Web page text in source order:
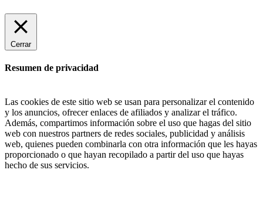
Cerrar
Resumen de privacidad
Las cookies de este sitio web se usan para personalizar el contenido
y los anuncios, ofrecer enlaces de afiliados y analizar el tráfico.
Además, compartimos información sobre el uso que hagas del sitio
web con nuestros partners de redes sociales, publicidad y análisis
web, quienes pueden combinarla con otra información que les hayas
proporcionado o que hayan recopilado a partir del uso que hayas
hecho de sus servicios.